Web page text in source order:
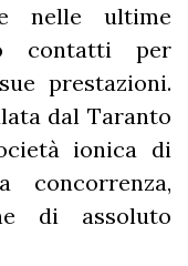
nelle ultime
contatti per
prestazioni.
dal Taranto
ionica di
concorrenza,
di assoluto